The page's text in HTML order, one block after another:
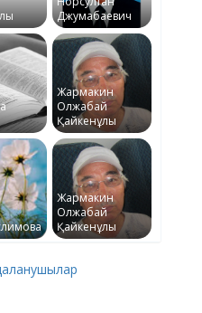
Джумабаевич
Жармакин
Олжабай
Қайкенұлы
Жармакин
Олжабай
Қайкенұлы